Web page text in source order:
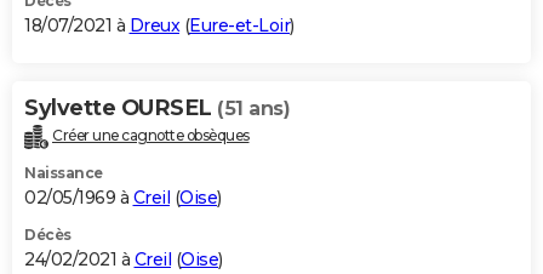
18/07/2021 à Dreux(Eure-et-Loir)
Sylvette OURSEL (51 ans)
Créer une cagnotte obsèques
Naissance
02/05/1969 à Creil (Oise)
Décès
24/02/2021 à Creil (Oise)